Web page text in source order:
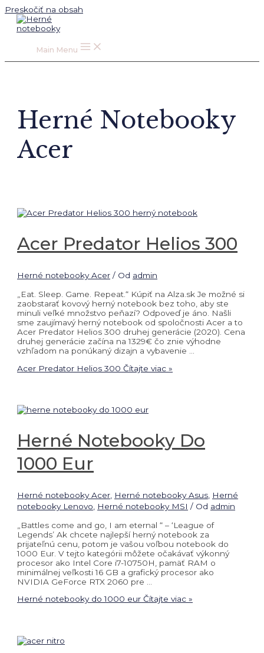
Preskočiť na obsah
Main Menu
Herné Notebooky
Acer
Acer Predator Helios 300
Herné notebooky Acer / Od admin
„Eat. Sleep. Game. Repeat.“ Kúpiť na Alza.sk Je možné si
zaobstarať kovový herný notebook bez toho, aby ste
minuli veľké množstvo peňazí? Odpoveď je áno. Našli
sme zaujímavý herný notebook od spoločnosti Acer a to
Acer Predator Helios 300 druhej generácie (2020). Cena
druhej generácie začína na 1329€ čo znie výhodne
vzhľadom na ponúkaný dizajn a vybavenie …
Acer Predator Helios 300 Čítajte viac »
Herné Notebooky Do
1000 Eur
Herné notebooky Acer Herné notebooky Asus Herné
notebooky Lenovo
Herné notebooky MSI / Od admin
„Battles come and go, I am eternal “ – ‘League of
Legends’ Ak chcete najlepší herný notebook za
prijateľnú cenu, potom je vašou voľbou notebook do
1000 Eur. V tejto kategórii môžete očakávať výkonný
procesor ako Intel Core i7-10750H, pamäť RAM o
minimálnej veľkosti 16 GB a grafický procesor ako
NVIDIA GeForce RTX 2060 pre …
Herné notebooky do 1000 eur Čítajte viac »